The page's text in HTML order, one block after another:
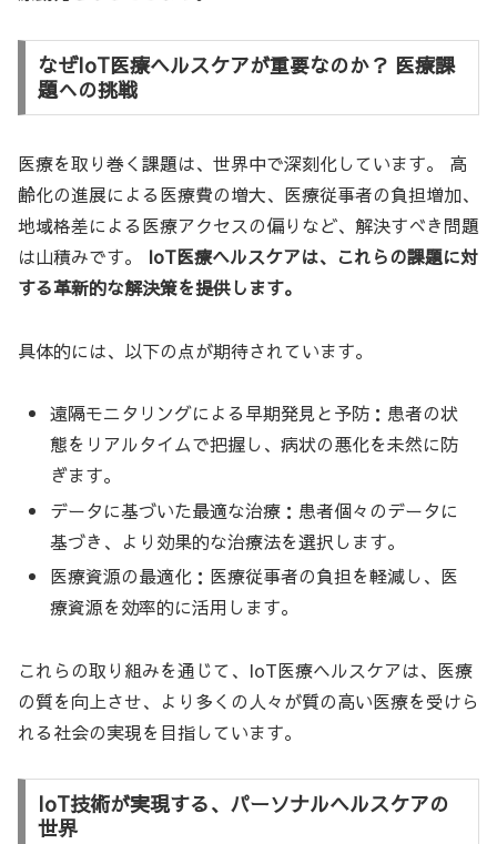
なぜIoT医療ヘルスケアが重要なのか？ 医療課
題への挑戦
医療を取り巻く課題は、世界中で深刻化しています。 高
齢化の進展による医療費の増大、医療従事者の負担増加、
地域格差による医療アクセスの偏りなど、解決すべき問題
は山積みです。 IoT医療ヘルスケアは、これらの課題に対
する革新的な解決策を提供します。
具体的には、以下の点が期待されています。
遠隔モニタリングによる早期発見と予防：患者の状
態をリアルタイムで把握し、病状の悪化を未然に防
ぎます。
データに基づいた最適な治療：患者個々のデータに
基づき、より効果的な治療法を選択します。
医療資源の最適化：医療従事者の負担を軽減し、医
療資源を効率的に活用します。
これらの取り組みを通じて、IoT医療ヘルスケアは、医療
の質を向上させ、より多くの人々が質の高い医療を受けら
れる社会の実現を目指しています。
IoT技術が実現する、パーソナルヘルスケアの
世界